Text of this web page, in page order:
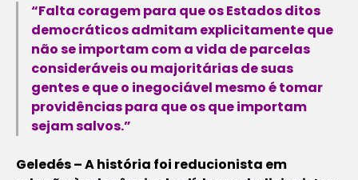
“Falta coragem para que os Estados ditos
democráticos admitam explicitamente que
não se importam com a vida de parcelas
consideráveis ou majoritárias de suas
gentes e que o inegociável mesmo é tomar
providências para que os que importam
sejam salvos.”
Geledés – A história foi reducionista em